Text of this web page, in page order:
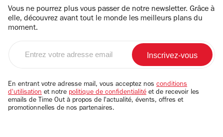
Vous ne pourrez plus vous passer de notre newsletter. Grâce à
elle, découvrez avant tout le monde les meilleurs plans du
moment.
email
En entrant votre adresse mail, vous acceptez nos conditions
d'utilisation et notre politique de confidentialité et de recevoir les
emails de Time Out à propos de l'actualité, évents, offres et
promotionnelles de nos partenaires.